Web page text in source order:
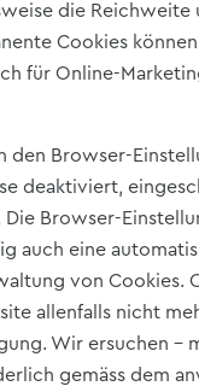
die Reichweite
Cookies
für Online-
den Browser-
deaktiviert,
Browser-
auch eine
von Cookies.
allenfalls nicht
Wir ersuchen –
gemäss dem